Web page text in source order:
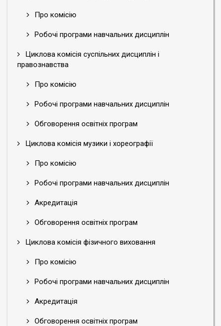
Про комісію
Робочі програми навчальних дисциплін
Циклова комісія суспільних дисциплін і
правознавства
Про комісію
Робочі програми навчальних дисциплін
Обговорення освітніх програм
Циклова комісія музики і хореографії
Про комісію
Робочі програми навчальних дисциплін
Акредитація
Обговорення освітніх програм
Циклова комісія фізичного виховання
Про комісію
Робочі програми навчальних дисциплін
Акредитація
Обговорення освітніх програм
також
репрезентації
держави
міжнародному
Загалом,
засідання
проходило
атмосфері
діалогу.
учасників
конференції
викликали
підвищений